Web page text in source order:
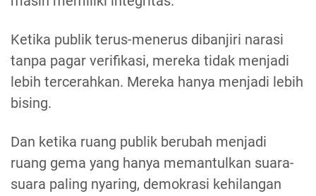
Ketika publik terus-menerus dibanjiri narasi
tanpa pagar verifikasi, mereka tidak menjadi
lebih tercerahkan. Mereka hanya menjadi lebih
bising.
Dan ketika ruang publik berubah menjadi
ruang gema yang hanya memantulkan suara-
suara paling nyaring, demokrasi kehilangan